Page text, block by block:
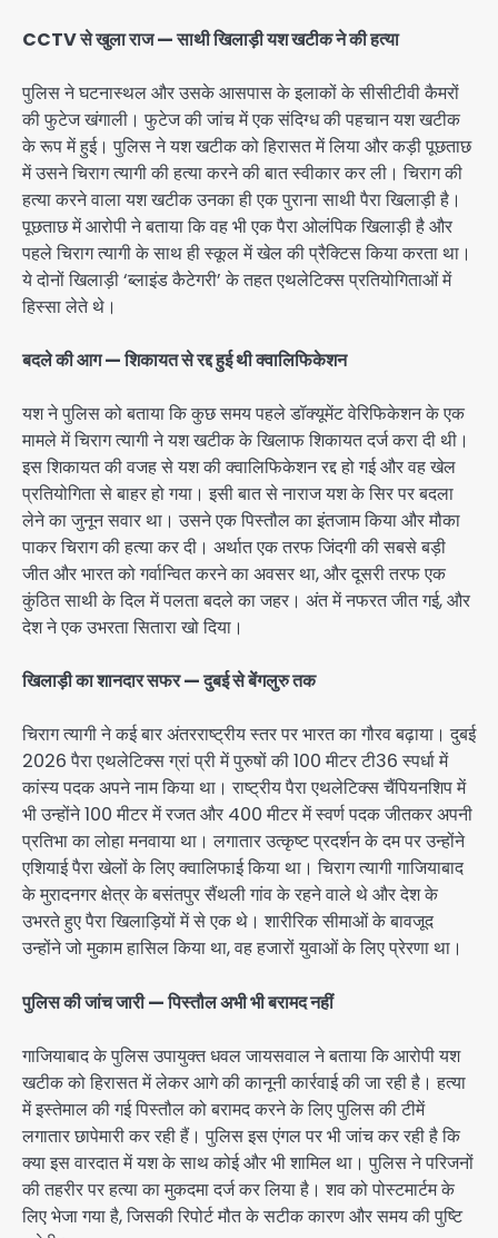
CCTV से खुला राज — साथी खिलाड़ी यश खटीक ने की हत्या
पुलिस ने घटनास्थल और उसके आसपास के इलाकों के सीसीटीवी कैमरों
की फुटेज खंगाली। फुटेज की जांच में एक संदिग्ध की पहचान यश खटीक
के रूप में हुई। पुलिस ने यश खटीक को हिरासत में लिया और कड़ी पूछताछ
में उसने चिराग त्यागी की हत्या करने की बात स्वीकार कर ली। चिराग की
हत्या करने वाला यश खटीक उनका ही एक पुराना साथी पैरा खिलाड़ी है।
पूछताछ में आरोपी ने बताया कि वह भी एक पैरा ओलंपिक खिलाड़ी है और
पहले चिराग त्यागी के साथ ही स्कूल में खेल की प्रैक्टिस किया करता था।
ये दोनों खिलाड़ी ‘ब्लाइंड कैटेगरी’ के तहत एथलेटिक्स प्रतियोगिताओं में
हिस्सा लेते थे।
बदले की आग — शिकायत से रद्द हुई थी क्वालिफिकेशन
यश ने पुलिस को बताया कि कुछ समय पहले डॉक्यूमेंट वेरिफिकेशन के एक
मामले में चिराग त्यागी ने यश खटीक के खिलाफ शिकायत दर्ज करा दी थी।
इस शिकायत की वजह से यश की क्वालिफिकेशन रद्द हो गई और वह खेल
प्रतियोगिता से बाहर हो गया। इसी बात से नाराज यश के सिर पर बदला
लेने का जुनून सवार था। उसने एक पिस्तौल का इंतजाम किया और मौका
पाकर चिराग की हत्या कर दी। अर्थात एक तरफ जिंदगी की सबसे बड़ी
जीत और भारत को गर्वान्वित करने का अवसर था, और दूसरी तरफ एक
कुंठित साथी के दिल में पलता बदले का जहर। अंत में नफरत जीत गई, और
देश ने एक उभरता सितारा खो दिया।
खिलाड़ी का शानदार सफर — दुबई से बेंगलुरु तक
चिराग त्यागी ने कई बार अंतरराष्ट्रीय स्तर पर भारत का गौरव बढ़ाया। दुबई
2026 पैरा एथलेटिक्स ग्रां प्री में पुरुषों की 100 मीटर टी36 स्पर्धा में
कांस्य पदक अपने नाम किया था। राष्ट्रीय पैरा एथलेटिक्स चैंपियनशिप में
भी उन्होंने 100 मीटर में रजत और 400 मीटर में स्वर्ण पदक जीतकर अपनी
प्रतिभा का लोहा मनवाया था। लगातार उत्कृष्ट प्रदर्शन के दम पर उन्होंने
एशियाई पैरा खेलों के लिए क्वालिफाई किया था। चिराग त्यागी गाजियाबाद
के मुरादनगर क्षेत्र के बसंतपुर सैंथली गांव के रहने वाले थे और देश के
उभरते हुए पैरा खिलाड़ियों में से एक थे। शारीरिक सीमाओं के बावजूद
उन्होंने जो मुकाम हासिल किया था, वह हजारों युवाओं के लिए प्रेरणा था।
पुलिस की जांच जारी — पिस्तौल अभी भी बरामद नहीं
गाजियाबाद के पुलिस उपायुक्त धवल जायसवाल ने बताया कि आरोपी यश
खटीक को हिरासत में लेकर आगे की कानूनी कार्रवाई की जा रही है। हत्या
में इस्तेमाल की गई पिस्तौल को बरामद करने के लिए पुलिस की टीमें
लगातार छापेमारी कर रही हैं। पुलिस इस एंगल पर भी जांच कर रही है कि
क्या इस वारदात में यश के साथ कोई और भी शामिल था। पुलिस ने परिजनों
की तहरीर पर हत्या का मुकदमा दर्ज कर लिया है। शव को पोस्टमार्टम के
लिए भेजा गया है, जिसकी रिपोर्ट मौत के सटीक कारण और समय की पुष्टि